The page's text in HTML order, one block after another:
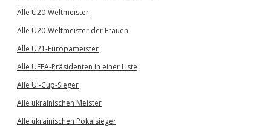
Alle U20-Weltmeister
Alle U20-Weltmeister der Frauen
Alle U21-Europameister
Alle UEFA-Präsidenten in einer Liste
Alle UI-Cup-Sieger
Alle ukrainischen Meister
Alle ukrainischen Pokalsieger